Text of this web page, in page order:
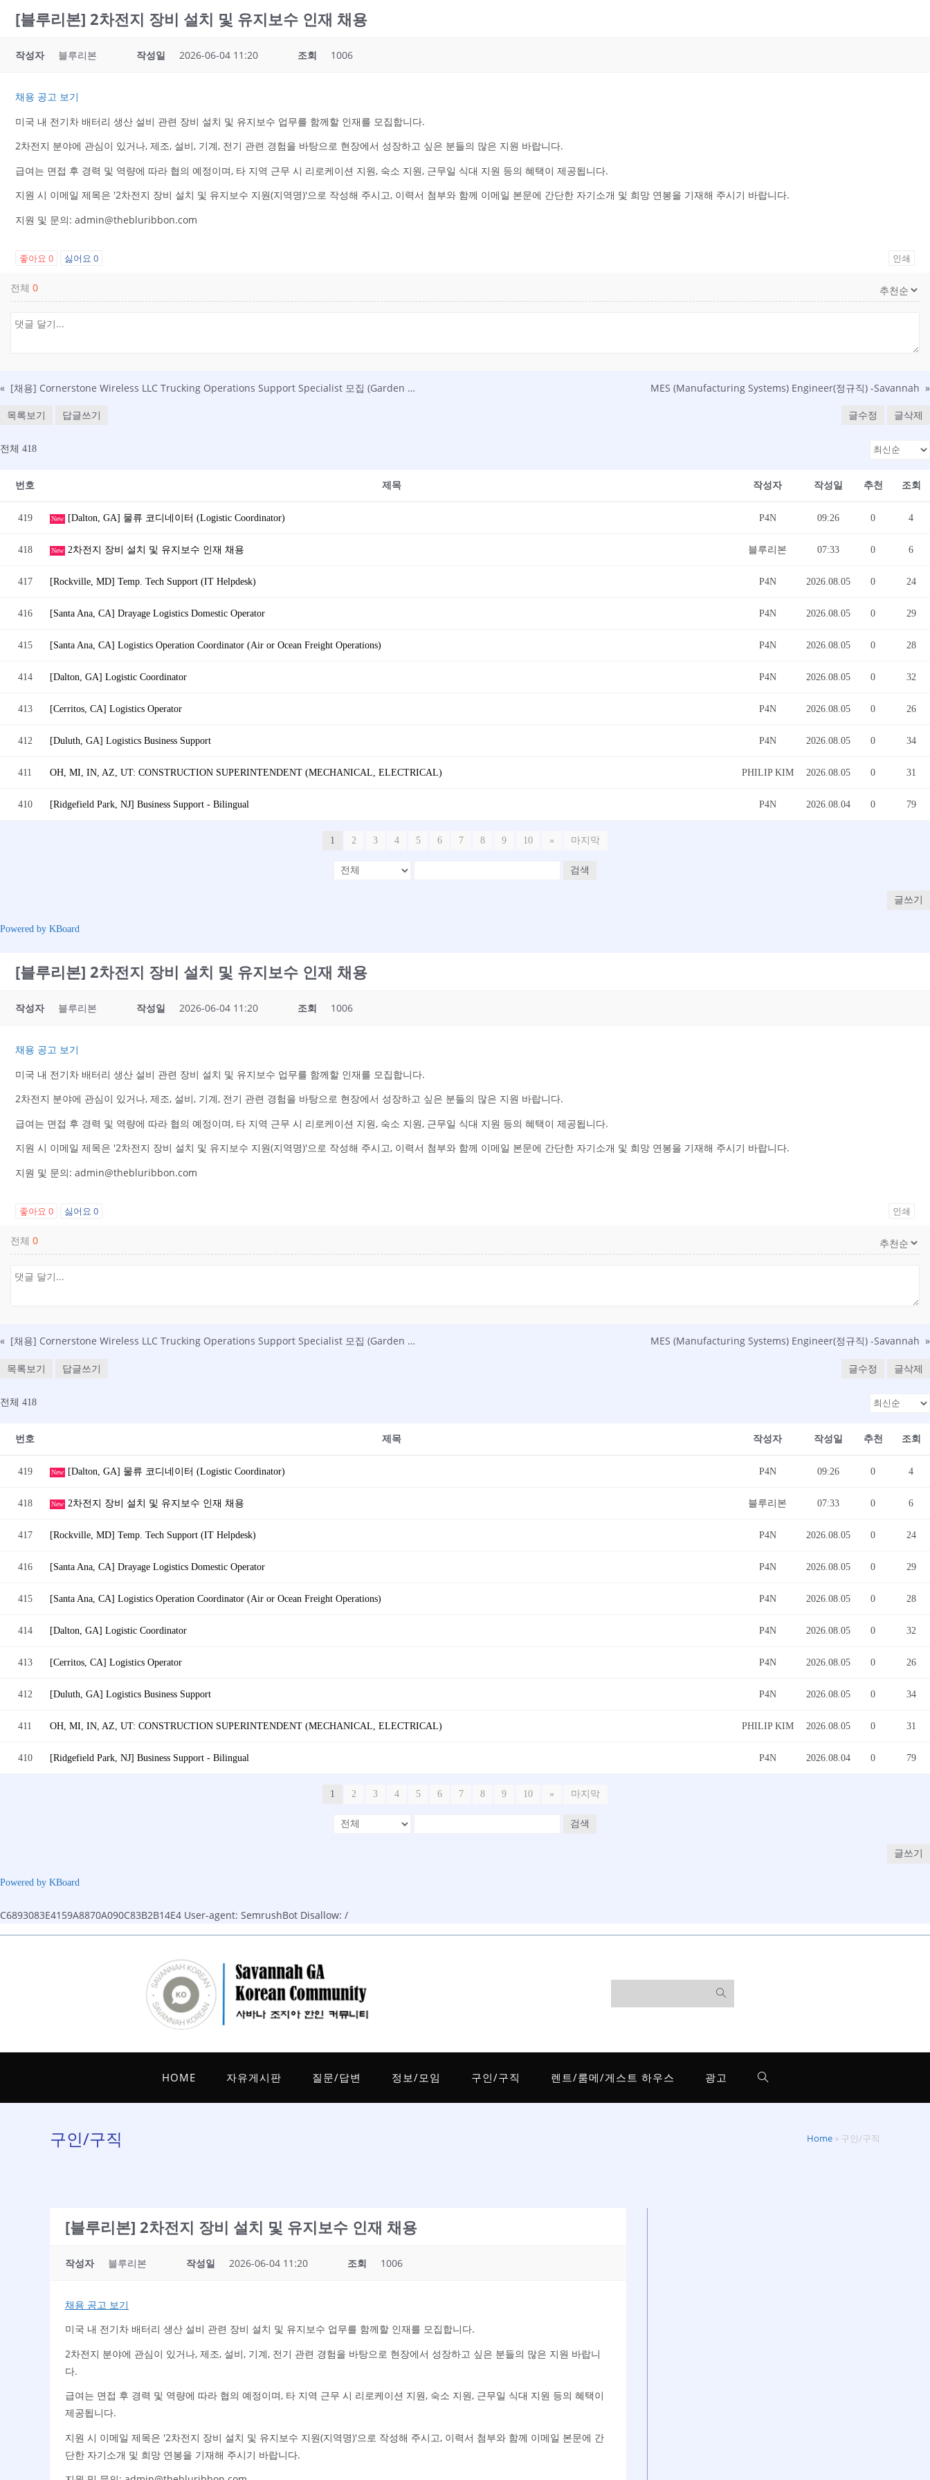
[블루리본] 2차전지 장비 설치 및 유지보수 인재 채용
작성자 블루리본 작성일 2026-06-04 11:20 조회 1006
채용 공고 보기
미국 내 전기차 배터리 생산 설비 관련 장비 설치 및 유지보수 업무를 함께할 인재를 모집합니다.
2차전지 분야에 관심이 있거나, 제조, 설비, 기계, 전기 관련 경험을 바탕으로 현장에서 성장하고 싶은 분들의 많은 지원 바랍니다.
급여는 면접 후 경력 및 역량에 따라 협의 예정이며, 타 지역 근무 시 리로케이션 지원, 숙소 지원, 근무일 식대 지원 등의 혜택이 제공됩니다.
지원 시 이메일 제목은 '2차전지 장비 설치 및 유지보수 지원(지역명)'으로 작성해 주시고, 이력서 첨부와 함께 이메일 본문에 간단한 자기소개 및 희망 연봉을 기재해 주시기 바랍니다.
지원 및 문의: admin@thebluribbon.com
좋아요 0 싫어요 0 인쇄
전체 0
« [채용] Cornerstone Wireless LLC Trucking Operations Support Specialist 모집 (Garden City, GA) MES (Manufacturing Systems) Engineer(정규직) -Savannah »
목록보기 답글쓰기 글수정 글삭제
전체 418
번호 제목 작성자 작성일 추천 조회
419 New [Dalton, GA] 물류 코디네이터 (Logistic Coordinator) P4N 09:26 0 4
418 New 2차전지 장비 설치 및 유지보수 인재 채용 블루리본 07:33 0 6
417 [Rockville, MD] Temp. Tech Support (IT Helpdesk) P4N 2026.08.05 0 24
416 [Santa Ana, CA] Drayage Logistics Domestic Operator P4N 2026.08.05 0 29
415 [Santa Ana, CA] Logistics Operation Coordinator (Air or Ocean Freight Operations) P4N 2026.08.05 0 28
414 [Dalton, GA] Logistic Coordinator P4N 2026.08.05 0 32
413 [Cerritos, CA] Logistics Operator P4N 2026.08.05 0 26
412 [Duluth, GA] Logistics Business Support P4N 2026.08.05 0 34
411 OH, MI, IN, AZ, UT: CONSTRUCTION SUPERINTENDENT (MECHANICAL, ELECTRICAL) PHILIP KIM 2026.08.05 0 31
410 [Ridgefield Park, NJ] Business Support - Bilingual P4N 2026.08.04 0 79
1 2 3 4 5 6 7 8 9 10 » 마지막
검색
글쓰기
Powered by KBoard
[블루리본] 2차전지 장비 설치 및 유지보수 인재 채용
작성자 블루리본 작성일 2026-06-04 11:20 조회 1006
채용 공고 보기
미국 내 전기차 배터리 생산 설비 관련 장비 설치 및 유지보수 업무를 함께할 인재를 모집합니다.
2차전지 분야에 관심이 있거나, 제조, 설비, 기계, 전기 관련 경험을 바탕으로 현장에서 성장하고 싶은 분들의 많은 지원 바랍니다.
급여는 면접 후 경력 및 역량에 따라 협의 예정이며, 타 지역 근무 시 리로케이션 지원, 숙소 지원, 근무일 식대 지원 등의 혜택이 제공됩니다.
지원 시 이메일 제목은 '2차전지 장비 설치 및 유지보수 지원(지역명)'으로 작성해 주시고, 이력서 첨부와 함께 이메일 본문에 간단한 자기소개 및 희망 연봉을 기재해 주시기 바랍니다.
지원 및 문의: admin@thebluribbon.com
좋아요 0 싫어요 0 인쇄
전체 0
« [채용] Cornerstone Wireless LLC Trucking Operations Support Specialist 모집 (Garden City, GA) MES (Manufacturing Systems) Engineer(정규직) -Savannah »
목록보기 답글쓰기 글수정 글삭제
전체 418
번호 제목 작성자 작성일 추천 조회
419 New [Dalton, GA] 물류 코디네이터 (Logistic Coordinator) P4N 09:26 0 4
418 New 2차전지 장비 설치 및 유지보수 인재 채용 블루리본 07:33 0 6
417 [Rockville, MD] Temp. Tech Support (IT Helpdesk) P4N 2026.08.05 0 24
416 [Santa Ana, CA] Drayage Logistics Domestic Operator P4N 2026.08.05 0 29
415 [Santa Ana, CA] Logistics Operation Coordinator (Air or Ocean Freight Operations) P4N 2026.08.05 0 28
414 [Dalton, GA] Logistic Coordinator P4N 2026.08.05 0 32
413 [Cerritos, CA] Logistics Operator P4N 2026.08.05 0 26
412 [Duluth, GA] Logistics Business Support P4N 2026.08.05 0 34
411 OH, MI, IN, AZ, UT: CONSTRUCTION SUPERINTENDENT (MECHANICAL, ELECTRICAL) PHILIP KIM 2026.08.05 0 31
410 [Ridgefield Park, NJ] Business Support - Bilingual P4N 2026.08.04 0 79
1 2 3 4 5 6 7 8 9 10 » 마지막
검색
글쓰기
Powered by KBoard
C6893083E4159A8870A090C83B2B14E4 User-agent: SemrushBot Disallow: /
HOME 자유게시판 질문/답변 정보/모임 구인/구직 렌트/룸메/게스트 하우스 광고
구인/구직 Home » 구인/구직
[블루리본] 2차전지 장비 설치 및 유지보수 인재 채용
작성자 블루리본 작성일 2026-06-04 11:20 조회 1006
채용 공고 보기
미국 내 전기차 배터리 생산 설비 관련 장비 설치 및 유지보수 업무를 함께할 인재를 모집합니다.
2차전지 분야에 관심이 있거나, 제조, 설비, 기계, 전기 관련 경험을 바탕으로 현장에서 성장하고 싶은 분들의 많은 지원 바랍니
다.
급여는 면접 후 경력 및 역량에 따라 협의 예정이며, 타 지역 근무 시 리로케이션 지원, 숙소 지원, 근무일 식대 지원 등의 혜택이
제공됩니다.
지원 시 이메일 제목은 '2차전지 장비 설치 및 유지보수 지원(지역명)'으로 작성해 주시고, 이력서 첨부와 함께 이메일 본문에 간
단한 자기소개 및 희망 연봉을 기재해 주시기 바랍니다.